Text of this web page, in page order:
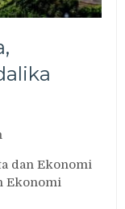
dan Ekonomi
Ekonomi